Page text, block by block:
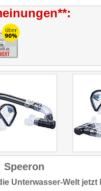
Speeron
Unterwasser-Welt